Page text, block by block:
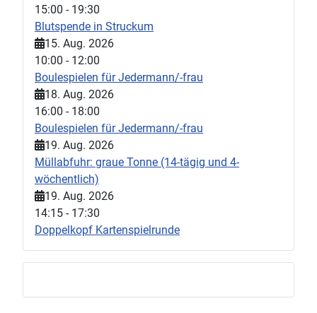
15:00 - 19:30
Blutspende in Struckum
15. Aug. 2026
10:00 - 12:00
Boulespielen für Jedermann/-frau
18. Aug. 2026
16:00 - 18:00
Boulespielen für Jedermann/-frau
19. Aug. 2026
Müllabfuhr: graue Tonne (14-tägig und 4-
wöchentlich)
19. Aug. 2026
14:15 - 17:30
Doppelkopf Kartenspielrunde